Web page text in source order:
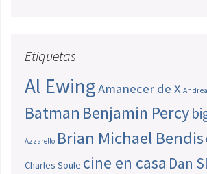
Etiquetas
Al EwingAmanecer de X
Batman Benjamin Percy
Azzarello Brian Michael Bendis
Charles Soule cine en casa Dan